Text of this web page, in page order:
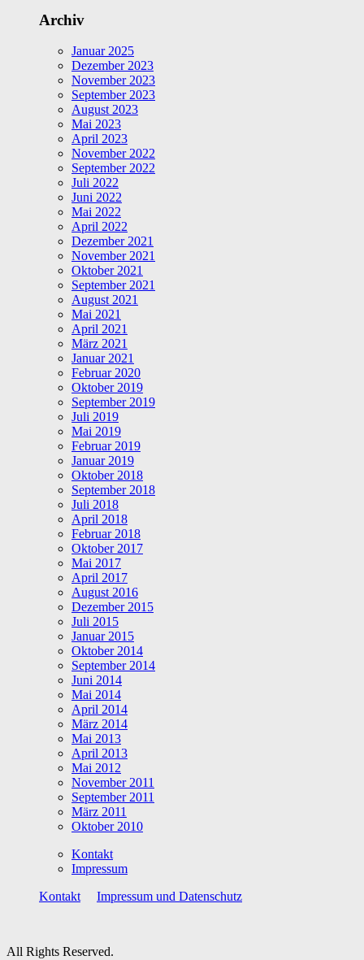
Archiv
Januar 2025
Dezember 2023
November 2023
September 2023
August 2023
Mai 2023
April 2023
November 2022
September 2022
Juli 2022
Juni 2022
Mai 2022
April 2022
Dezember 2021
November 2021
Oktober 2021
September 2021
August 2021
Mai 2021
April 2021
März 2021
Januar 2021
Februar 2020
Oktober 2019
September 2019
Juli 2019
Mai 2019
Februar 2019
Januar 2019
Oktober 2018
September 2018
Juli 2018
April 2018
Februar 2018
Oktober 2017
Mai 2017
April 2017
August 2016
Dezember 2015
Juli 2015
Januar 2015
Oktober 2014
September 2014
Juni 2014
Mai 2014
April 2014
März 2014
Mai 2013
April 2013
Mai 2012
November 2011
September 2011
März 2011
Oktober 2010
Kontakt
Impressum
Kontakt
Impressum und Datenschutz
All Rights Reserved.